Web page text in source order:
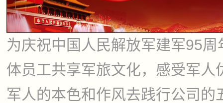
为庆祝中国人民解放军建军95周
体员工共享军旅文化，感受军人
军人的本色和作风去践行公司的